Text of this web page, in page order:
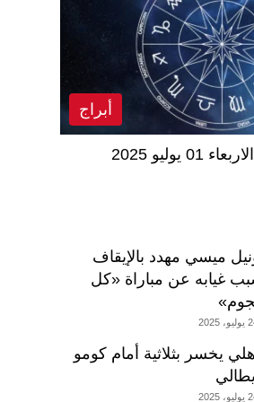
أبراج
2025
ميسي مهدد بالإيقاف
غيابه عن مباراة «كل
2025
يخسر بثلاثية أمام كومو
2025